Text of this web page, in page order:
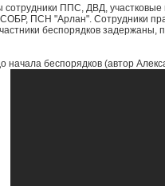
сотрудники ППС, ДВД,
ПСН "Арлан". Сотрудники
беспорядков
начала беспорядков (автор